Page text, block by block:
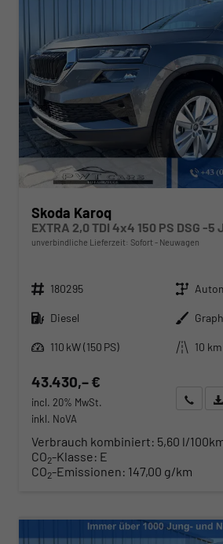
Skoda Karoq
unverbindliche Lieferzeit: Sofort Neuwagen
Fahrzeugnr. 180295 Getriebe
Kraftstoff Diesel Außenfarbe
Leistung
110 kW (150 PS) Kilometerstand 10 km
43.430,– €
incl. 20% MwSt.
inkl. NoVA
Wir
Verbrauch kombiniert: 5,60 l/
CO2-Klasse: E
CO2-Emissionen: 147,00 g/km